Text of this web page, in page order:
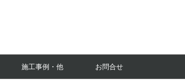
施工事例・他 お問合せ